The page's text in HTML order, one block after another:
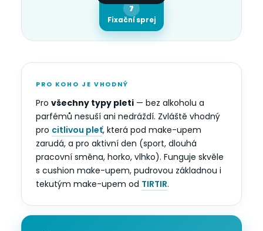
7
Fixační sprej
PRO KOHO JE VHODNÝ
Pro všechny typy pleti — bez alkoholu a
parfémů nesuší ani nedráždí. Zvláště vhodný
pro citlivou pleť, která pod make-upem
zarudá, a pro aktivní den (sport, dlouhá
pracovní směna, horko, vlhko). Funguje skvěle
s cushion make-upem, pudrovou základnou i
tekutým make-upem od TIRTIR.